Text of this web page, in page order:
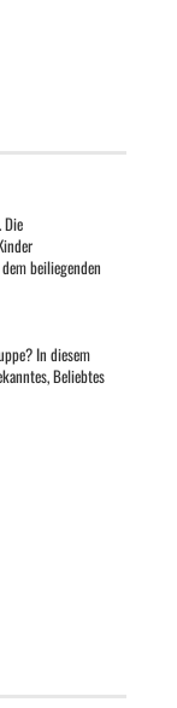
beiliegenden
In diesem
Beliebtes